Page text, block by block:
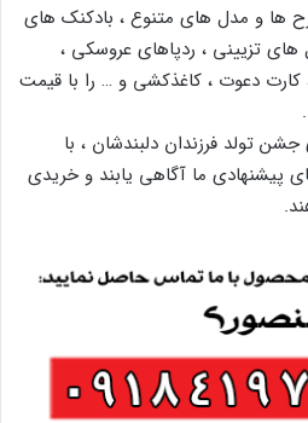
ها و مدل های متنوع ، بادکنک های
های تزیینی ، ردپاهای عروسکی ،
دعوت ، کاغذکشی و … را با قیمت
تولد فرزندان دلبندشان ، با
پیشنهادی ما آگاهی یابند و خریدی